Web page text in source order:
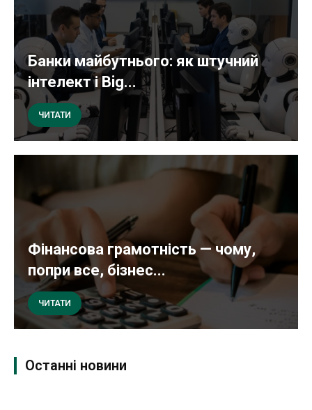
Банки майбутнього: як штучний
інтелект і Big...
ЧИТАТИ
Фінансова грамотність — чому,
попри все, бізнес...
ЧИТАТИ
Останні новини